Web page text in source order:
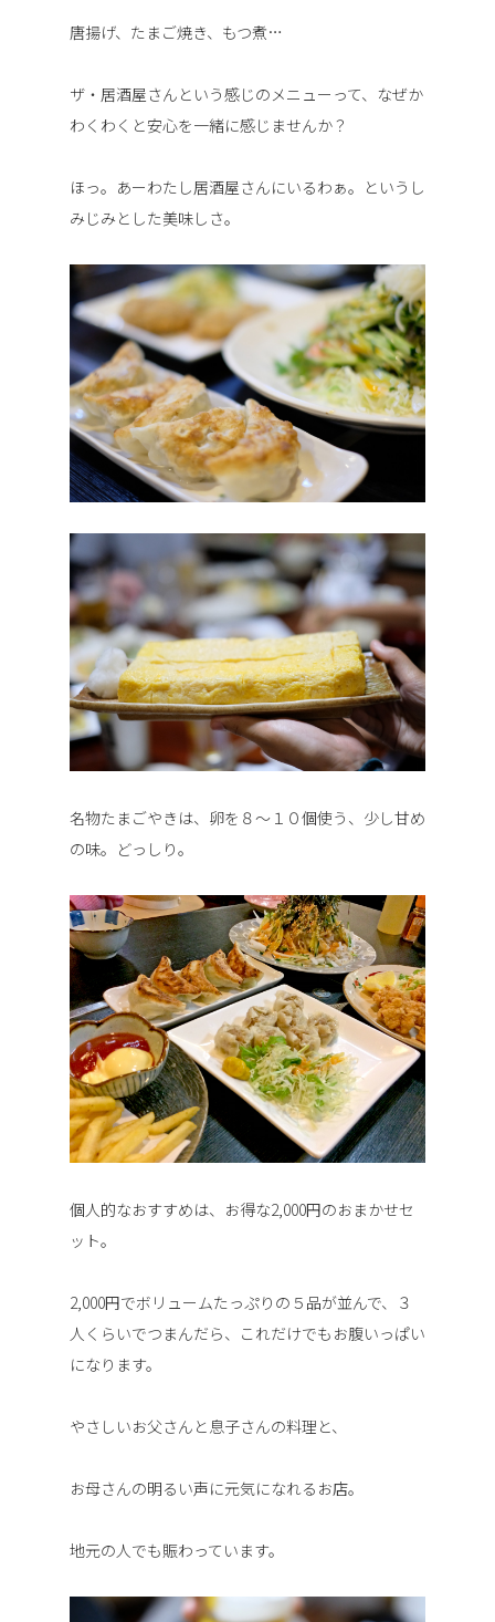
唐揚げ、たまご焼き、もつ煮…
ザ・居酒屋さんという感じのメニューって、なぜか
わくわくと安心を一緒に感じませんか？
ほっ。あーわたし居酒屋さんにいるわぁ。というし
みじみとした美味しさ。
名物たまごやきは、卵を８～１０個使う、少し甘め
の味。どっしり。
個人的なおすすめは、お得な2,000円のおまかせセ
ット。
2,000円でボリュームたっぷりの５品が並んで、３
人くらいでつまんだら、これだけでもお腹いっぱい
になります。
やさしいお父さんと息子さんの料理と、
お母さんの明るい声に元気になれるお店。
地元の人でも賑わっています。